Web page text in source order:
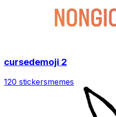
cursedemoji 2
120 stickersmemes